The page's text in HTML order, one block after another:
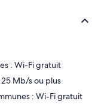
: Wi-Fi gratuit
Mb/s ou plus
: Wi-Fi gratuit